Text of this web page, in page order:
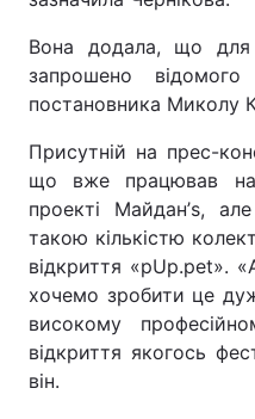
Вона додала, що для
запрошено
постановника Миколу
Присутній на прес-
що вже працював
проекті Майдан’s,
такою кількістю
відкриття «pUp.pet».
хочемо зробити це
високому
відкриття якогось
він.